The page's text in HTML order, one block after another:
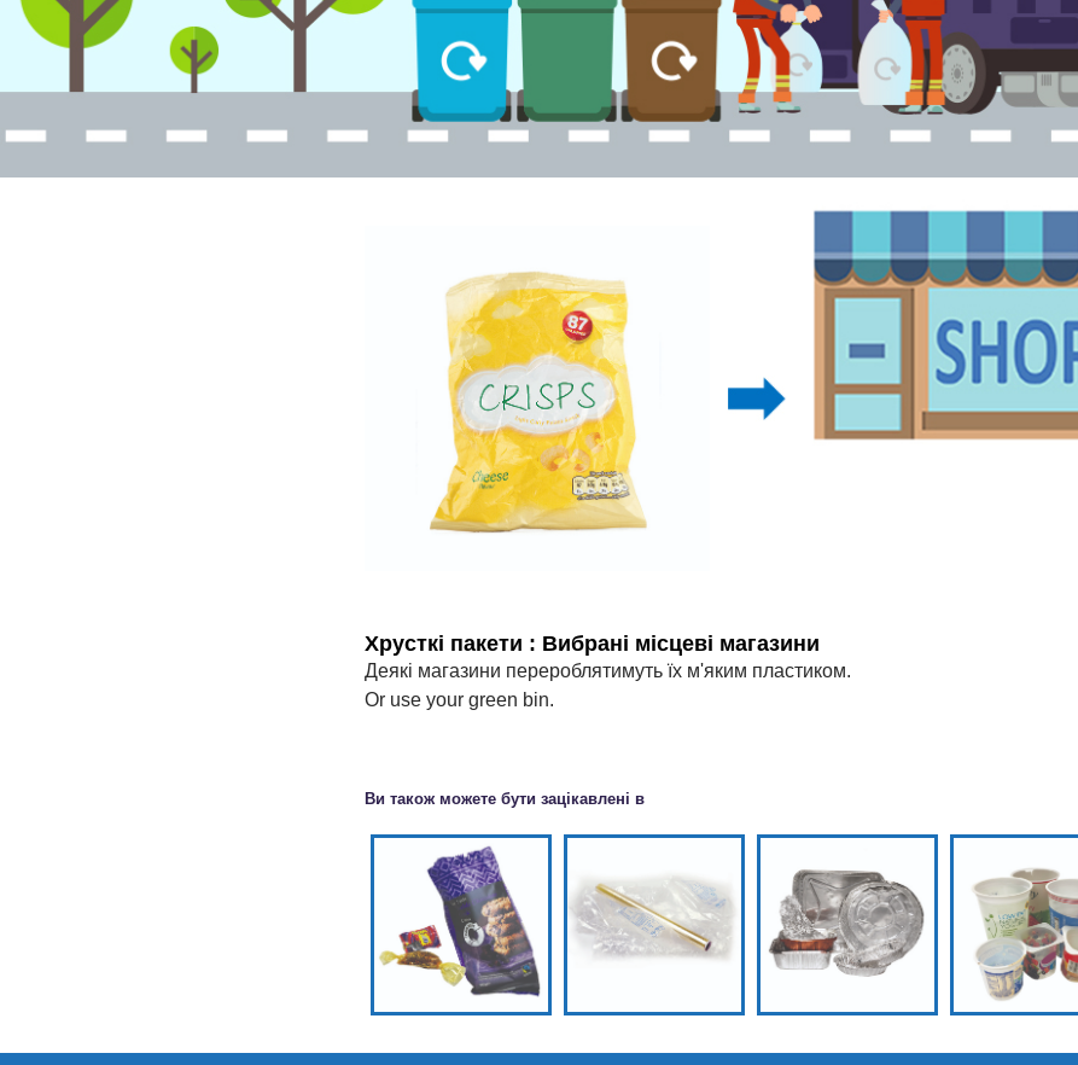
Хрусткі пакети : Вибрані місцеві магазини
Деякі магазини перероблятимуть їх м'яким пластиком.
Or use your green bin.
Ви також можете бути зацікавлені в